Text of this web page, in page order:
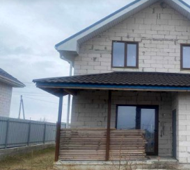
розмірами:4,60 × 6,00 м.висота — 2,20
чудовим варіантом для тих, хто шукає
комунікаціями та можливістю
розширення за власними потребами.До
найближчого міста 5 км до Немішаєва,до